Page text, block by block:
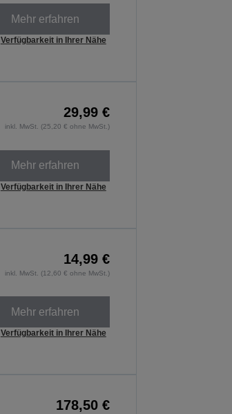
Mehr erfahren
Verfügbarkeit in Ihrer Nähe
29,99 €
inkl. MwSt. (25,20 € ohne MwSt.)
Mehr erfahren
Verfügbarkeit in Ihrer Nähe
14,99 €
inkl. MwSt. (12,60 € ohne MwSt.)
Mehr erfahren
Verfügbarkeit in Ihrer Nähe
178,50 €